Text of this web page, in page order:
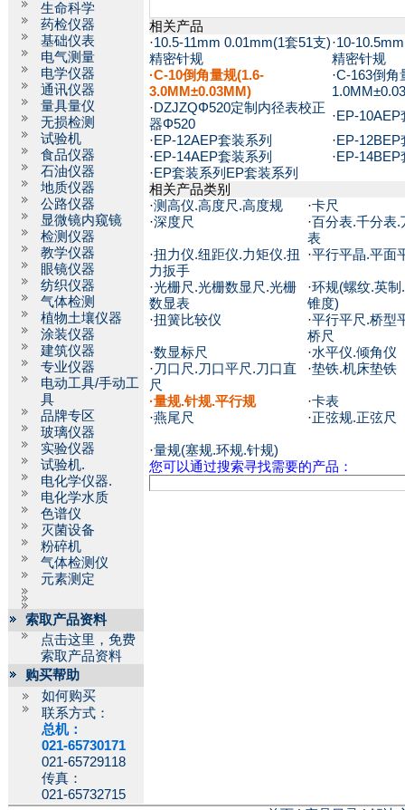
生命科学
药检仪器
基础仪表
电气测量
电学仪器
通讯仪器
量具量仪
无损检测
试验机
食品仪器
石油仪器
地质仪器
公路仪器
显微镜内窥镜
检测仪器
教学仪器
眼镜仪器
纺织仪器
气体检测
植物土壤仪器
涂装仪器
建筑仪器
专业仪器
电动工具/手动工
具
品牌专区
玻璃仪器
实验仪器
试验机.
电化学仪器.
电化学水质
色谱仪
灭菌设备
粉碎机
气体检测仪
元素测定
索取产品资料
点击这里，免费
索取产品资料
购买帮助
如何购买
联系方式：
总机：
021-65730171
021-65729118
传真：
021-65732715
相关产品
·10.5-11mm 0.01mm(1套51支)
精密针规
·10-
精密针规
·C-10倒角量规(1.6-
3.0MM±0.03MM)
·C-163倒角
·DZJZQΦ520定制内径表校正
器Φ520
·EP-10AEP
·EP-12AEP套装系列 ·EP-12BEP
·EP-14AEP套装系列 ·EP-14BEP
·EP套装系列EP套装系列
相关产品类别
·测高仪.高度尺.高度规 ·卡尺
·深度尺 ·百分表.千分表.
表
·扭力仪.纽距仪.力矩仪.扭
力扳手
·平行平晶.平面
·光栅尺.光栅数显尺.光栅
数显表
·环规(螺纹.英制
锥度)
·扭簧比较仪 ·平行平尺.桥型
桥尺
·数显标尺 ·水平仪.倾角仪
·刀口尺.刀口平尺.刀口直
尺
·垫铁.机床垫铁
·量规.针规.平行规 ·卡表
·燕尾尺 ·正弦规.正弦尺
·量规(塞规.环规.针规)
您可以通过搜索寻找需要的产品：